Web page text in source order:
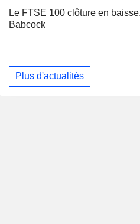
Le FTSE 100 clôture en
Babcock
Plus d'actualités